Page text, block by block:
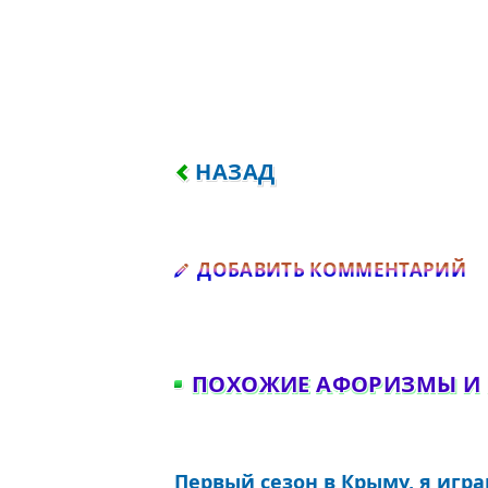
ПРЕДЫДУЩИЙ: В КУПЕ
НАЗАД
ДОБАВИТЬ КОММЕНТАРИЙ
ПОХОЖИЕ АФОРИЗМЫ И
Первый сезон в Крыму, я